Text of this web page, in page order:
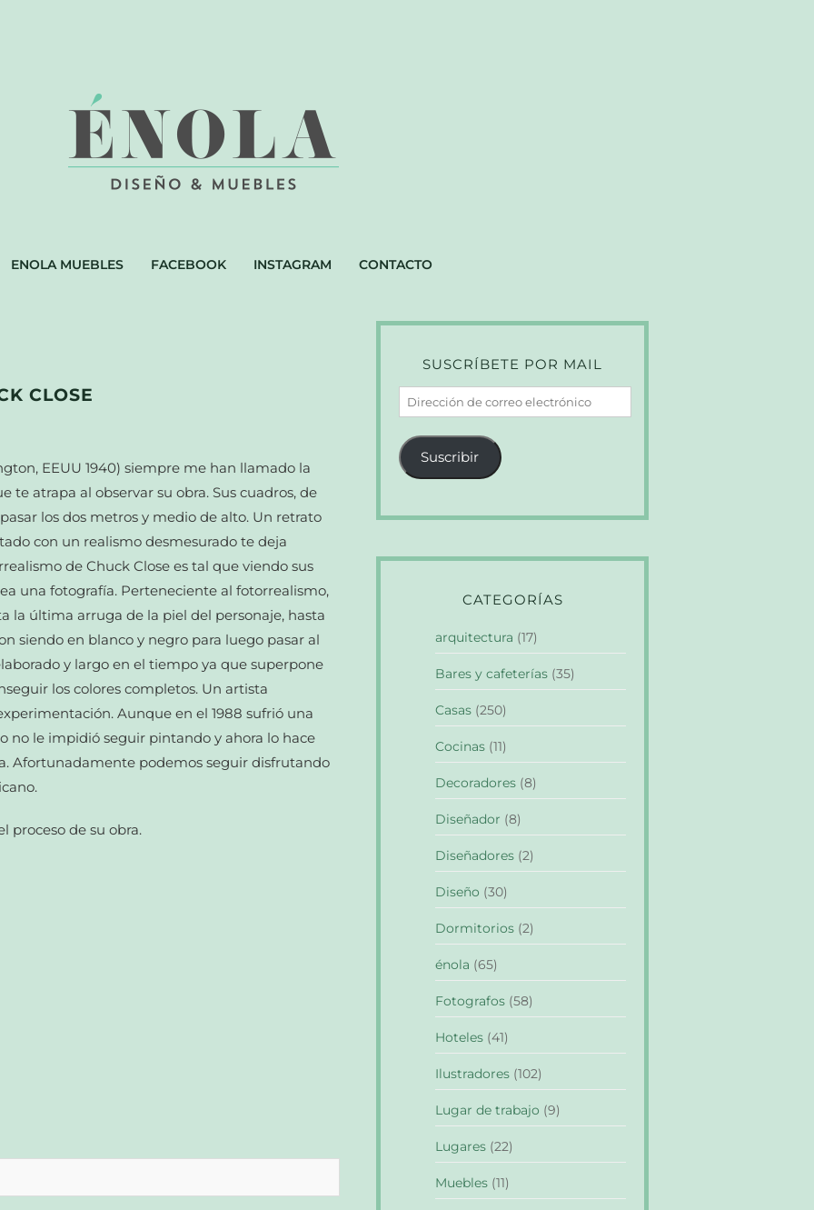
ENOLA MUEBLES FACEBOOK INSTAGRAM CONTACTO
CLOSE
EEUU 1940) siempre me han llamado la
te atrapa al observar su obra. Sus cuadros, de
los dos metros y medio de alto. Un retrato
con un realismo desmesurado te deja
de Chuck Close es tal que viendo sus
una fotografía. Perteneciente al fotorrealismo,
la última arruga de la piel del personaje, hasta
siendo en blanco y negro para luego pasar al
y largo en el tiempo ya que superpone
los colores completos. Un artista
Aunque en el 1988 sufrió una
no le impidió seguir pintando y ahora lo hace
Afortunadamente podemos seguir disfrutando
proceso de su obra.
SUSCRÍBETE POR MAIL
Dirección
de
correo
electrónico
Suscribir
CATEGORÍAS
arquitectura (17)
Bares y cafeterías (35)
Casas (250)
Cocinas (11)
Decoradores (8)
Diseñador (8)
Diseñadores (2)
Diseño (30)
Dormitorios (2)
énola (65)
Fotografos (58)
Hoteles (41)
Ilustradores (102)
Lugar de trabajo (9)
Lugares (22)
Muebles (11)